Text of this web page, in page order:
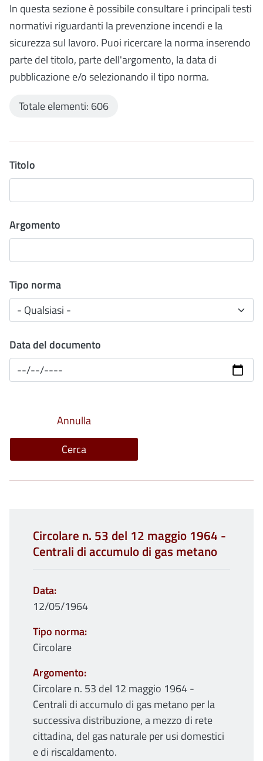
In questa sezione è possibile consultare i principali testi
normativi riguardanti la prevenzione incendi e la
sicurezza sul lavoro. Puoi ricercare la norma inserendo
parte del titolo, parte dell'argomento, la data di
pubblicazione e/o selezionando il tipo norma.
Totale elementi: 606
Titolo
Argomento
Tipo norma
Data del documento
Circolare n. 53 del 12 maggio 1964 -
Centrali di accumulo di gas metano
Data
12/05/1964
Tipo norma
Circolare
Argomento
Circolare n. 53 del 12 maggio 1964 -
Centrali di accumulo di gas metano per la
successiva distribuzione, a mezzo di rete
cittadina, del gas naturale per usi domestici
e di riscaldamento.